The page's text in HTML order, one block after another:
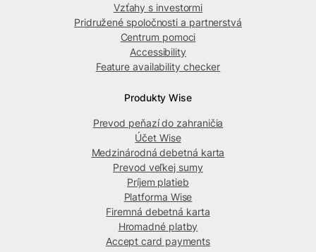
Vzťahy s investormi
Pridružené spoločnosti a partnerstvá
Centrum pomoci
Accessibility
Feature availability checker
Produkty Wise
Prevod peňazí do zahraničia
Účet Wise
Medzinárodná debetná karta
Prevod veľkej sumy
Príjem platieb
Platforma Wise
Firemná debetná karta
Hromadné platby
Accept card payments